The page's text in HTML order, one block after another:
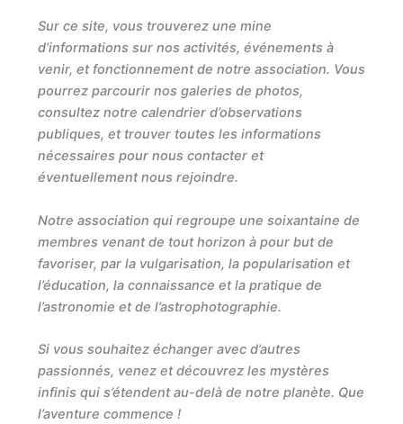
Sur ce site, vous trouverez une mine
d’informations sur nos activités, événements à
venir, et fonctionnement de notre association. Vous
pourrez parcourir nos galeries de photos,
consultez notre calendrier d’observations
publiques, et trouver toutes les informations
nécessaires pour nous contacter et
éventuellement nous rejoindre.
Notre association qui regroupe une soixantaine de
membres venant de tout horizon à pour but de
favoriser, par la vulgarisation, la popularisation et
l’éducation, la connaissance et la pratique de
l’astronomie et de l’astrophotographie.
Si vous souhaitez échanger avec d’autres
passionnés, venez et découvrez les mystères
infinis qui s’étendent au-delà de notre planète. Que
l’aventure commence !